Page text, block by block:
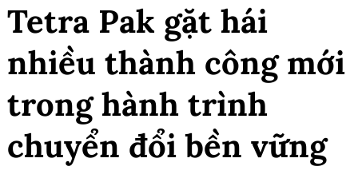
Tetra Pak gặt hái
nhiều thành công mới
trong hành trình
chuyển đổi bền vững